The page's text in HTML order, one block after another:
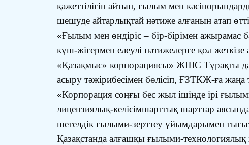
қажеттілігін айтып, ғылым мен
шешуде айтарлықтай нәтиже алғанын атап
«Ғылым мен өндіріс – бір-бірімен ажырамас
күш-жігермен елеулі нәтижелерге қол
«Қазақмыс» корпорациясы» ЖШС Тұрақты
асыру тәжірибесімен бөлісіп, ҒЗТКЖ-ға жаңа
«Корпорация соңғы бес жыл ішінде ірі
лицензиялық-келісімшарттық шарттар
шетелдік ғылыми-зерттеу ұйымдарымен
Қазақстанда алғашқы ғылыми-